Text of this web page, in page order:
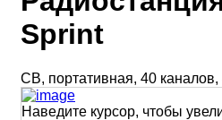
Sprint
CB, портативная, 40 каналов,
Наведите курсор, чтобы